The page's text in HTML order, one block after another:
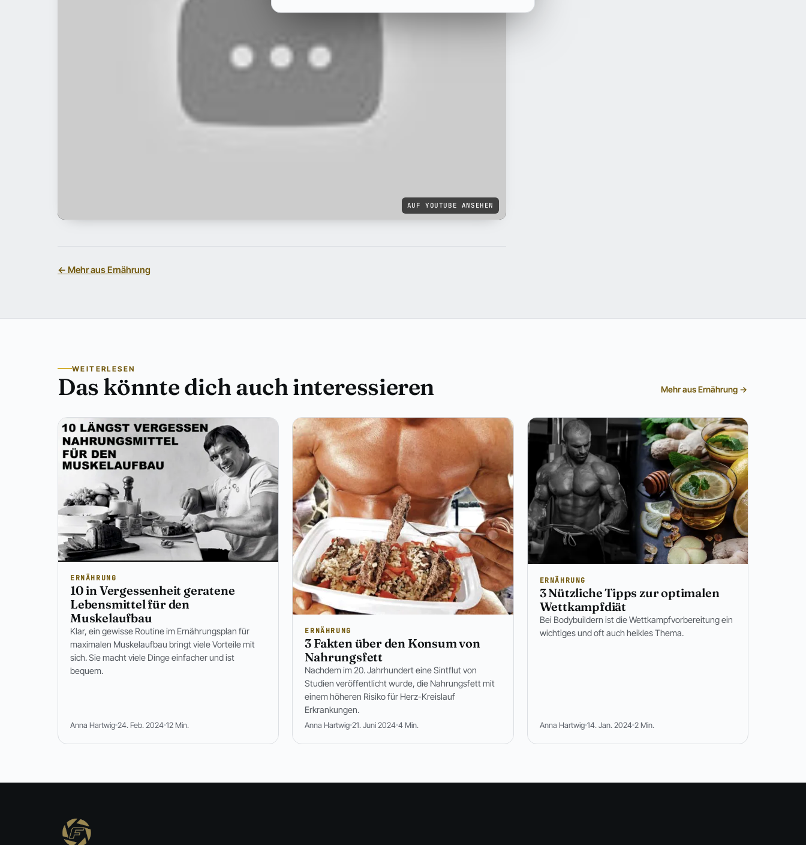
AUF YOUTUBE ANSEHEN
← Mehr aus Ernährung
WEITERLESEN
Das könnte dich auch interessieren Mehr aus Ernährung →
ERNÄHRUNG
10 in Vergessenheit geratene
Lebensmittel für den
Muskelaufbau
Klar, ein gewisse Routine im Ernährungsplan für
maximalen Muskelaufbau bringt viele Vorteile mit
sich. Sie macht viele Dinge einfacher und ist
bequem.
Anna Hartwig 24. Feb. 2024 12 Min.
ERNÄHRUNG
3 Fakten über den Konsum von
Nahrungsfett
Nachdem im 20. Jahrhundert eine Sintflut von
Studien veröffentlicht wurde, die Nahrungsfett mit
einem höheren Risiko für Herz-Kreislauf
Erkrankungen.
Anna Hartwig 21. Juni 2024 4 Min.
ERNÄHRUNG
3 Nützliche Tipps zur optimalen
Wettkampfdiät
Bei Bodybuildern ist die Wettkampfvorbereitung ein
wichtiges und oft auch heikles Thema.
Anna Hartwig 14. Jan. 2024 2 Min.